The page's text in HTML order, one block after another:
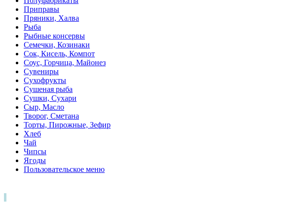
Приправы
Пряники, Халва
Рыба
Рыбные консервы
Семечки, Козинаки
Сок, Кисель, Компот
Соус, Горчица, Майонез
Сувениры
Сухофрукты
Сушеная рыба
Сушки, Сухари
Сыр, Масло
Творог, Сметана
Торты, Пирожные, Зефир
Хлеб
Чай
Чипсы
Ягоды
Пользовательское меню